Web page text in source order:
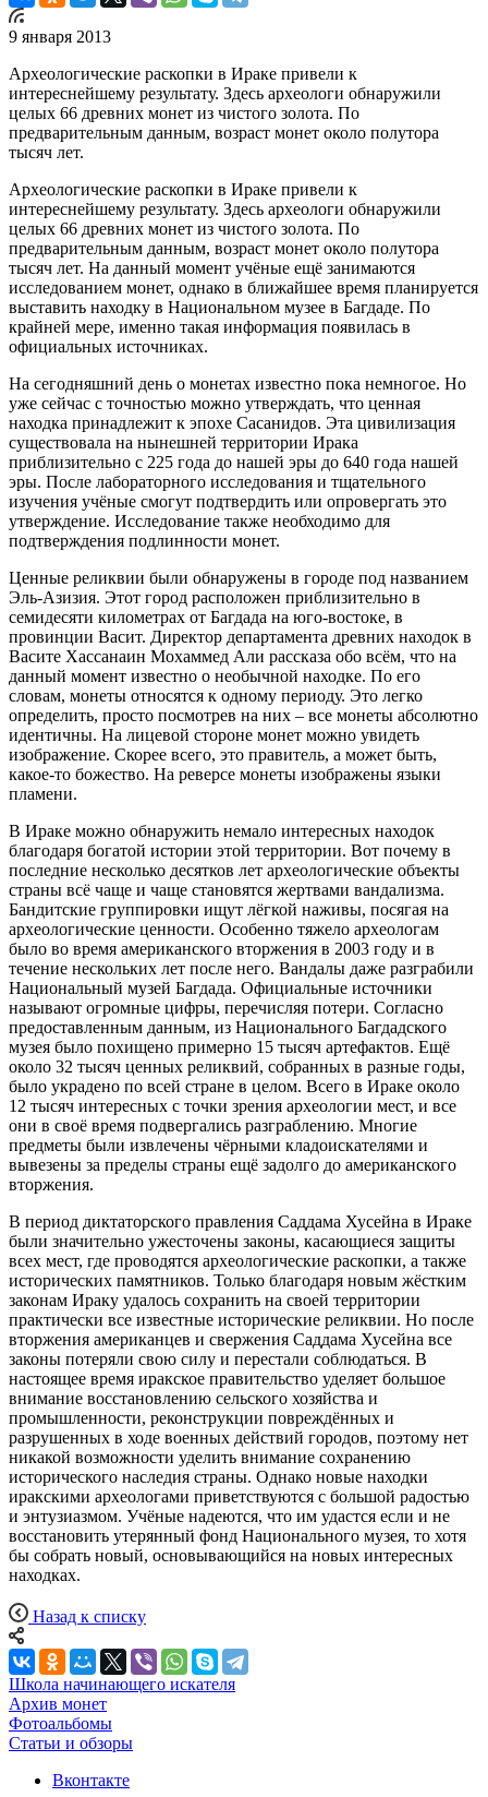
9 января 2013
Археологические раскопки в Ираке привели к
интереснейшему результату. Здесь археологи обнаружили
целых 66 древних монет из чистого золота. По
предварительным данным, возраст монет около полутора
тысяч лет.
Археологические раскопки в Ираке привели к
интереснейшему результату. Здесь археологи обнаружили
целых 66 древних монет из чистого золота. По
предварительным данным, возраст монет около полутора
тысяч лет. На данный момент учёные ещё занимаются
исследованием монет, однако в ближайшее время планируется
выставить находку в Национальном музее в Багдаде. По
крайней мере, именно такая информация появилась в
официальных источниках.
На сегодняшний день о монетах известно пока немногое. Но
уже сейчас с точностью можно утверждать, что ценная
находка принадлежит к эпохе Сасанидов. Эта цивилизация
существовала на нынешней территории Ирака
приблизительно с 225 года до нашей эры до 640 года нашей
эры. После лабораторного исследования и тщательного
изучения учёные смогут подтвердить или опровергать это
утверждение. Исследование также необходимо для
подтверждения подлинности монет.
Ценные реликвии были обнаружены в городе под названием
Эль-Азизия. Этот город расположен приблизительно в
семидесяти километрах от Багдада на юго-востоке, в
провинции Васит. Директор департамента древних находок в
Васите Хассанаин Мохаммед Али рассказа обо всём, что на
данный момент известно о необычной находке. По его
словам, монеты относятся к одному периоду. Это легко
определить, просто посмотрев на них – все монеты абсолютно
идентичны. На лицевой стороне монет можно увидеть
изображение. Скорее всего, это правитель, а может быть,
какое-то божество. На реверсе монеты изображены языки
пламени.
В Ираке можно обнаружить немало интересных находок
благодаря богатой истории этой территории. Вот почему в
последние несколько десятков лет археологические объекты
страны всё чаще и чаще становятся жертвами вандализма.
Бандитские группировки ищут лёгкой наживы, посягая на
археологические ценности. Особенно тяжело археологам
было во время американского вторжения в 2003 году и в
течение нескольких лет после него. Вандалы даже разграбили
Национальный музей Багдада. Официальные источники
называют огромные цифры, перечисляя потери. Согласно
предоставленным данным, из Национального Багдадского
музея было похищено примерно 15 тысяч артефактов. Ещё
около 32 тысяч ценных реликвий, собранных в разные годы,
было украдено по всей стране в целом. Всего в Ираке около
12 тысяч интересных с точки зрения археологии мест, и все
они в своё время подвергались разграблению. Многие
предметы были извлечены чёрными кладоискателями и
вывезены за пределы страны ещё задолго до американского
вторжения.
В период диктаторского правления Саддама Хусейна в Ираке
были значительно ужесточены законы, касающиеся защиты
всех мест, где проводятся археологические раскопки, а также
исторических памятников. Только благодаря новым жёстким
законам Ираку удалось сохранить на своей территории
практически все известные исторические реликвии. Но после
вторжения американцев и свержения Саддама Хусейна все
законы потеряли свою силу и перестали соблюдаться. В
настоящее время иракское правительство уделяет большое
внимание восстановлению сельского хозяйства и
промышленности, реконструкции повреждённых и
разрушенных в ходе военных действий городов, поэтому нет
никакой возможности уделить внимание сохранению
исторического наследия страны. Однако новые находки
иракскими археологами приветствуются с большой радостью
и энтузиазмом. Учёные надеются, что им удастся если и не
восстановить утерянный фонд Национального музея, то хотя
бы собрать новый, основывающийся на новых интересных
находках.
Назад к списку
Школа начинающего искателя
Архив монет
Фотоальбомы
Статьи и обзоры
Вконтакте